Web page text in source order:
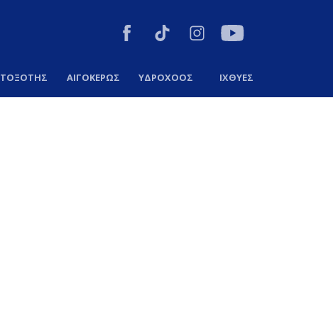
ΤΟΞΟΤΗΣ ΑΙΓΟΚΕΡΩΣ ΥΔΡΟΧΟΟΣ ΙΧΘΥΕΣ